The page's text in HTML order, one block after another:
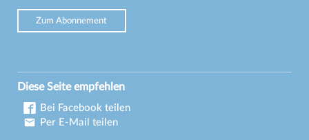
Zum Abonnement
Diese Seite empfehlen
Bei Facebook teilen
Per E-Mail teilen